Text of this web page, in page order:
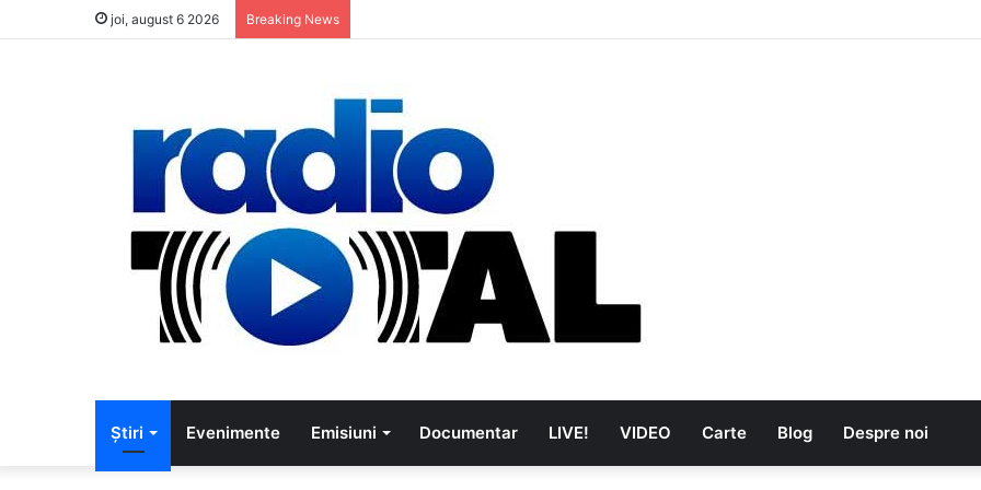
joi, august 6 2026 Breaking News
Știri Evenimente Emisiuni Documentar LIVE! VIDEO Carte Blog Despre noi